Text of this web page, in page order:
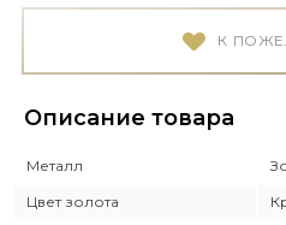
К
Описание товара
Металл
Цвет золота